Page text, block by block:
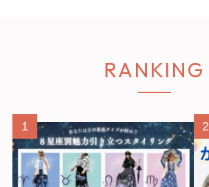
RANKING
1 2